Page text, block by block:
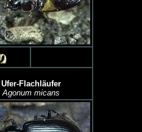
Ufer-Flachläufer
Agonum micans